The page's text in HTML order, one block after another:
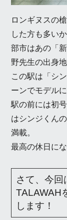
ロンギヌスの
した方も多い
部市はあの「
野先生の出身地
この駅は「シ
ーンでモデル
駅の前には初
はシンジくん
満載。
最高の休日に
さて、今
TALAWAH
します！